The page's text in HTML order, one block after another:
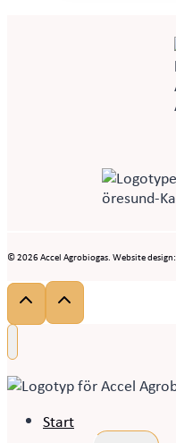
© 2026 Accel Agrobiogas. Website design:
Start